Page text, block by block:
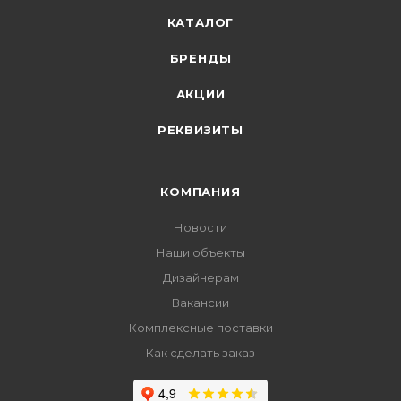
КАТАЛОГ
БРЕНДЫ
АКЦИИ
РЕКВИЗИТЫ
КОМПАНИЯ
Новости
Наши объекты
Дизайнерам
Вакансии
Комплексные поставки
Как сделать заказ